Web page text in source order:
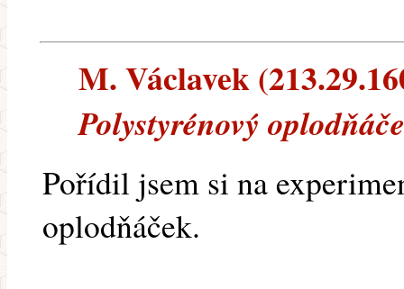
M. Václavek
Polystyrénový
Pořídil jsem si na
oplodňáček.